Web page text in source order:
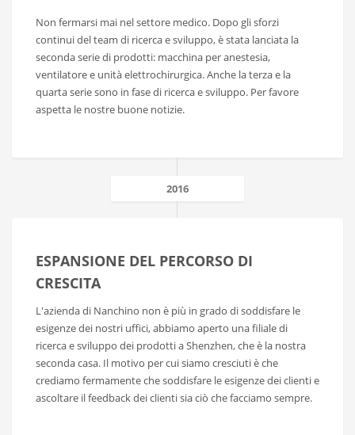
Non fermarsi mai nel settore medico. Dopo gli sforzi
continui del team di ricerca e sviluppo, è stata lanciata la
seconda serie di prodotti: macchina per anestesia,
ventilatore e unità elettrochirurgica. Anche la terza e la
quarta serie sono in fase di ricerca e sviluppo. Per favore
aspetta le nostre buone notizie.
2016
ESPANSIONE DEL PERCORSO DI
CRESCITA
L'azienda di Nanchino non è più in grado di soddisfare le
esigenze dei nostri uffici, abbiamo aperto una filiale di
ricerca e sviluppo dei prodotti a Shenzhen, che è la nostra
seconda casa. Il motivo per cui siamo cresciuti è che
crediamo fermamente che soddisfare le esigenze dei clienti e
ascoltare il feedback dei clienti sia ciò che facciamo sempre.